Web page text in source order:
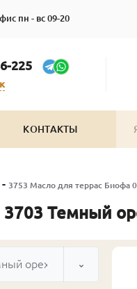
пн - вс 09-20
225
КОНТАКТЫ
3753 Масло для террас Биофа
3703 Темный
орех